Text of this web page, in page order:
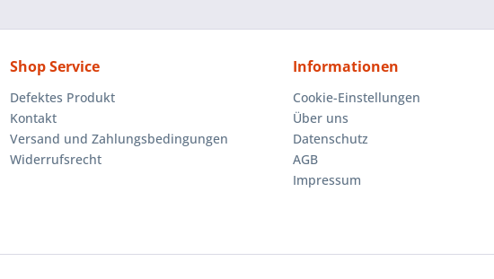
Shop Service
Defektes Produkt
Kontakt
Versand und Zahlungsbedingungen
Widerrufsrecht
Informationen
Cookie-Einstellungen
Über uns
Datenschutz
AGB
Impressum